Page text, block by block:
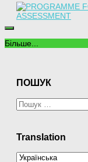
Більше...
ПОШУК
Пошук:
Translation